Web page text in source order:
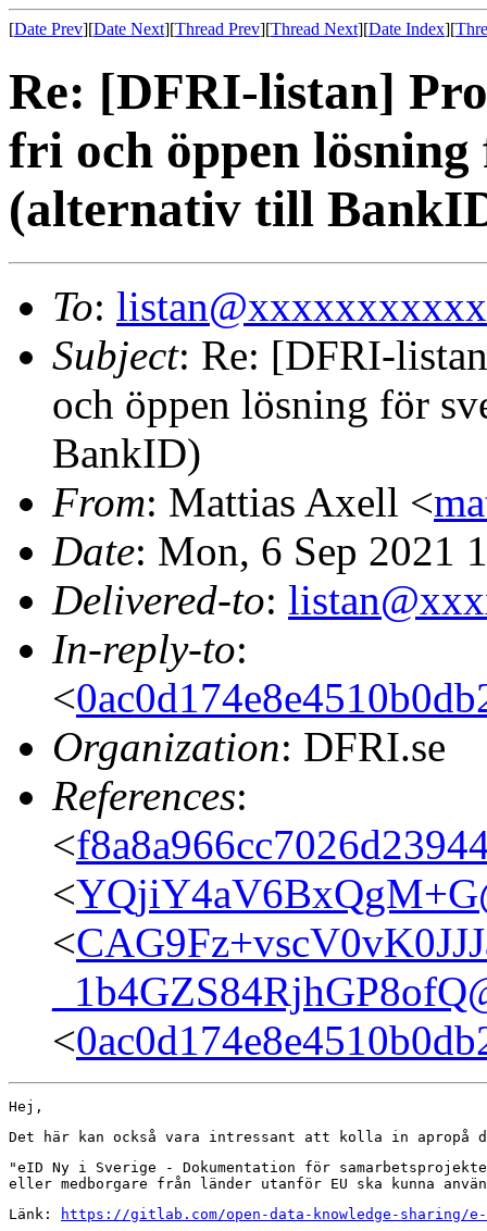
[Date Prev][Date Next][Thread Prev][Thread Next][Date Index][
Re: [DFRI-listan]
fri och öppen
(alternativ till
To:
Subject: Re: [DFRI-
och öppen lösning för
BankID)
From: Mattias Axell <
Date: Mon, 6 Sep 2021
Delivered-to:
In-reply-to:
<
Organization: DFRI.se
References:
<
<
<
<
Hej,
Det här kan också vara intressant att kolla in apropå
"eID Ny i Sverige - Dokumentation för
eller medborgare från länder utanför EU ska kunna
Länk:
https://gitlab.com/open-data-knowledge-sharing/